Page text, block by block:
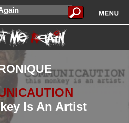
Is An Artist